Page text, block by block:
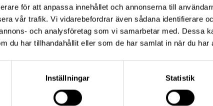
för att anpassa innehållet och annonserna till
vår trafik. Vi vidarebefordrar även sådana identifierare
och analysföretag som vi samarbetar med. Dessa
du har tillhandahållit eller som de har samlat in när du har
Inställningar Statistik
ni tillhör.
maten och drycken står vi
PÅ ER, DÅ VI HAR DOFTALLERGIKER BLAND